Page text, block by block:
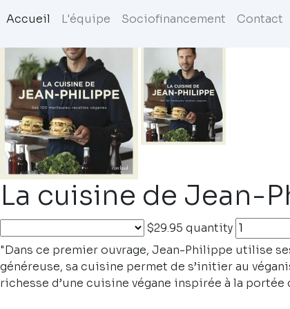
Accueil L'équipe Sociofinancement Contact
La cuisine de Jean-
$29.95 quantity
"Dans ce premier ouvrage, Jean-Philippe utilise
généreuse, sa cuisine permet de s’initier au
richesse d’une cuisine végane inspirée à la portée